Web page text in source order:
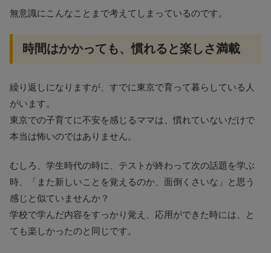
無意識にこんなことまで考えてしまっているのです。
時間はかかっても、慣れると楽しさ満載
繰り返しになりますが、すでに東京で育って暮らしている人
がいます。
東京での子育てに不安を感じるママは、慣れていないだけで
本当は怖いのではありません。
むしろ、学生時代の時に、テストが終わって次の話題を学ぶ
時、「また新しいことを覚えるのか、面倒くさいな」と思う
感じと似ていませんか？
学校で学んだ内容をすっかり覚え、応用ができた時には、と
ても楽しかったのと同じです。